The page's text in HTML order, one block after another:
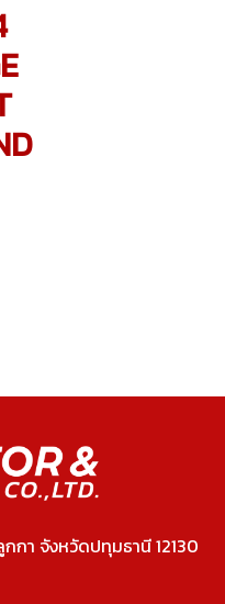
กา จังหวัดปทุมธานี 12130